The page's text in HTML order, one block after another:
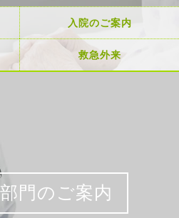
入院のご案内
救急外来
門のご案内